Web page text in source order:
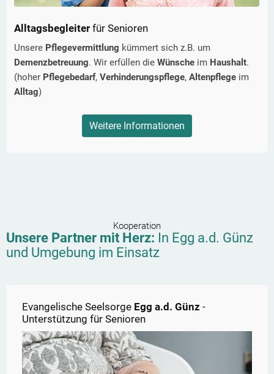
Alltagsbegleiter für Senioren
Unsere Pflegevermittlung kümmert sich z.B. um
Demenzbetreuung. Wir erfüllen die Wünsche im Haushalt.
(hoher Pflegebedarf, Verhinderungspflege, Altenpflege im
Alltag)
Weitere Informationen
Kooperation
Unsere Partner mit Herz: In Egg a.d. Günz
und Umgebung im Einsatz
Evangelische Seelsorge Egg a.d. Günz -
Unterstützung für Senioren